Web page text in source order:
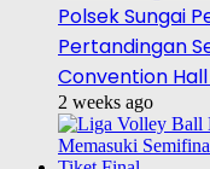
Polsek Sungai
Pertandingan
Convention
2 weeks ago